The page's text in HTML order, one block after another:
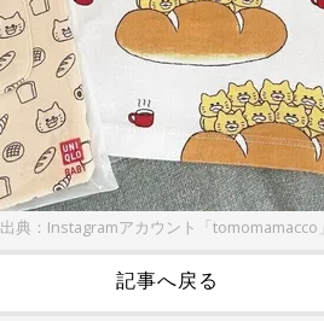
出典：Instagramアカウント「tomomamacco」
記事へ戻る